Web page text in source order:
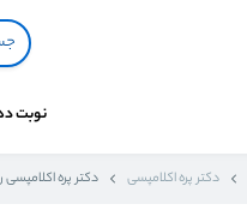
نوبت
دکتر پره اکلامپسی دکتر پره